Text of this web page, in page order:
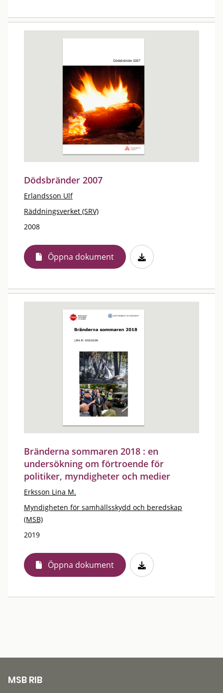
Dödsbränder 2007
Erlandsson Ulf
Räddningsverket (SRV)
2008
Öppna dokument
Bränderna sommaren 2018 : en
undersökning om förtroende för
politiker, myndigheter och medier
Erksson Lina M.
Myndigheten för samhällsskydd och beredskap
(MSB)
2019
Öppna dokument
MSB RIB